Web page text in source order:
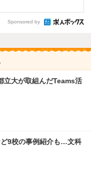
Sponsored by
立大が取組んだTeams活
9校の事例紹介も…文科